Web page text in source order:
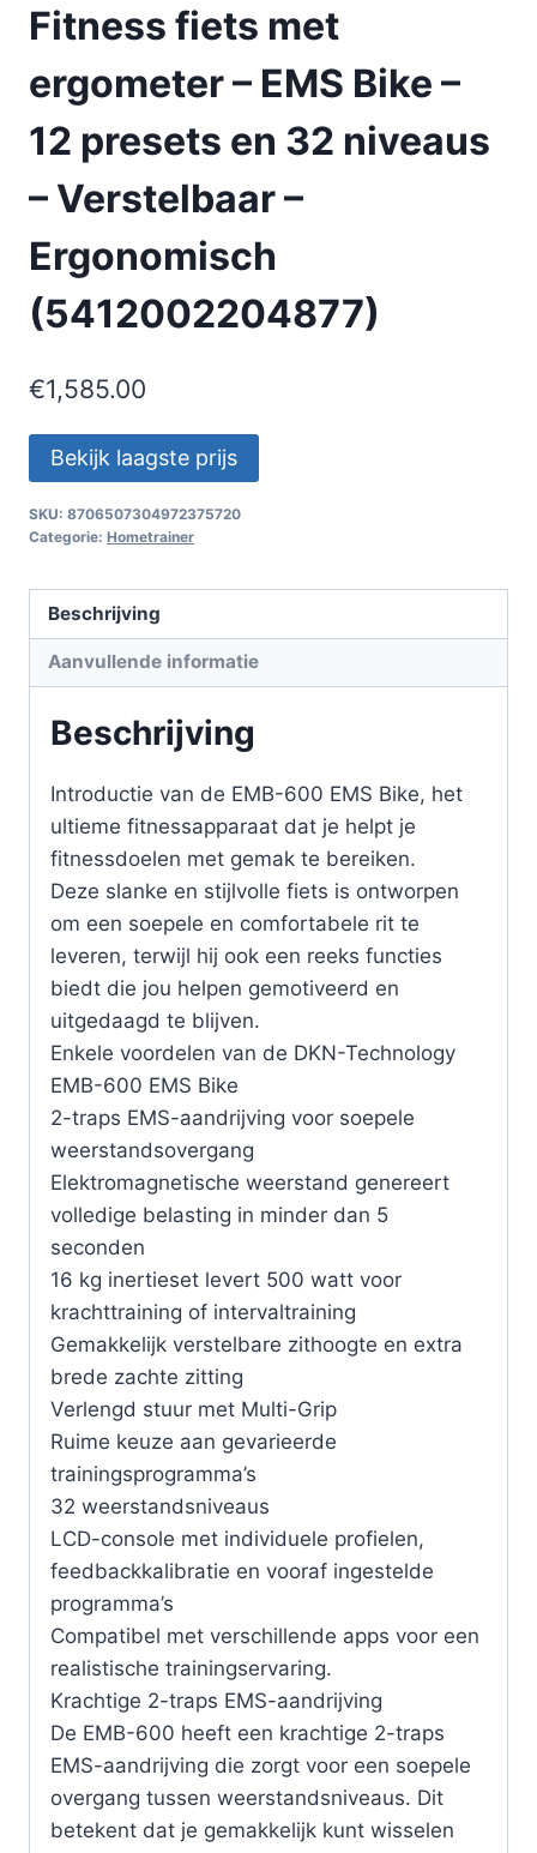
Fitness fiets met
ergometer – EMS Bike –
12 presets en 32 niveaus
– Verstelbaar –
Ergonomisch
(5412002204877)
€1,585.00
Bekijk laagste prijs
SKU: 8706507304972375720
Categorie: Hometrainer
Beschrijving
Aanvullende informatie
Beschrijving
Introductie van de EMB-600 EMS Bike, het
ultieme fitnessapparaat dat je helpt je
fitnessdoelen met gemak te bereiken.
Deze slanke en stijlvolle fiets is ontworpen
om een soepele en comfortabele rit te
leveren, terwijl hij ook een reeks functies
biedt die jou helpen gemotiveerd en
uitgedaagd te blijven.
Enkele voordelen van de DKN-Technology
EMB-600 EMS Bike
2-traps EMS-aandrijving voor soepele
weerstandsovergang
Elektromagnetische weerstand genereert
volledige belasting in minder dan 5
seconden
16 kg inertieset levert 500 watt voor
krachttraining of intervaltraining
Gemakkelijk verstelbare zithoogte en extra
brede zachte zitting
Verlengd stuur met Multi-Grip
Ruime keuze aan gevarieerde
trainingsprogramma’s
32 weerstandsniveaus
LCD-console met individuele profielen,
feedbackkalibratie en vooraf ingestelde
programma’s
Compatibel met verschillende apps voor een
realistische trainingservaring.
Krachtige 2-traps EMS-aandrijving
De EMB-600 heeft een krachtige 2-traps
EMS-aandrijving die zorgt voor een soepele
overgang tussen weerstandsniveaus. Dit
betekent dat je gemakkelijk kunt wisselen